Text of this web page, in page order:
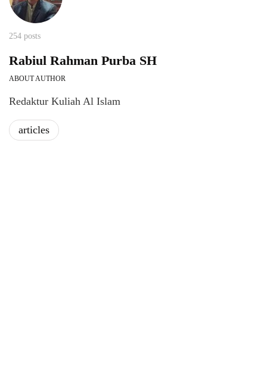
254 posts
Rabiul Rahman Purba SH
ABOUT AUTHOR
Redaktur Kuliah Al Islam
articles